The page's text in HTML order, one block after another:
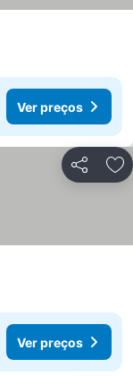
Ver preços
Partilhar
Ver preços